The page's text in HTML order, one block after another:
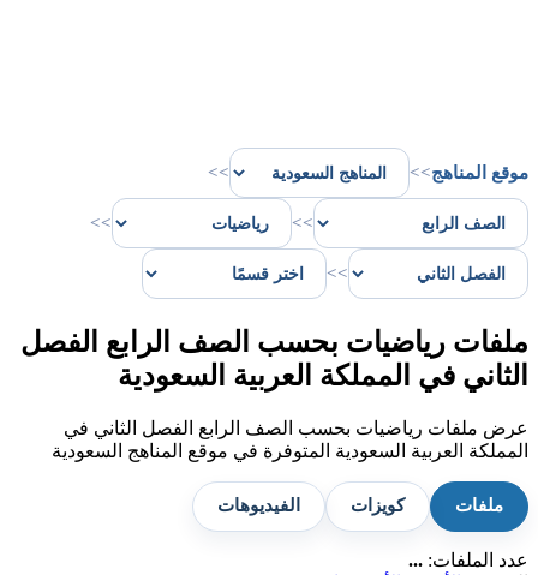
موقع المناهج>>
>>
>>
>>
>>
ملفات رياضيات بحسب الصف الرابع الفصل
الثاني في المملكة العربية السعودية
عرض ملفات رياضيات بحسب الصف الرابع الفصل الثاني في
المملكة العربية السعودية المتوفرة في موقع المناهج السعودية
ملفات كويزات الفيديوهات
عدد الملفات: ...